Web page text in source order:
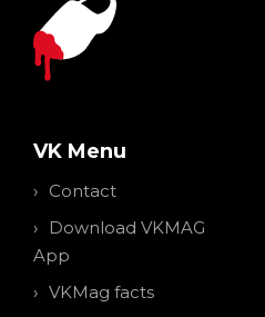
VK Menu
Contact
Download VKMAG
App
VKMag facts